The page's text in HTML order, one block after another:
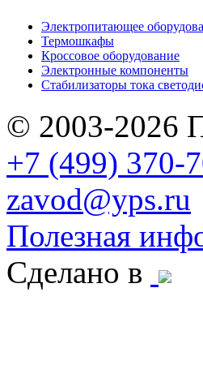
Электропитающее
Термошкафы
Кроссовое оборудование
Электронные компоненты
Стабилизаторы тока
© 2003-2026
+7 (499) 370-
zavod@yps.ru
Полезная
Сделано в